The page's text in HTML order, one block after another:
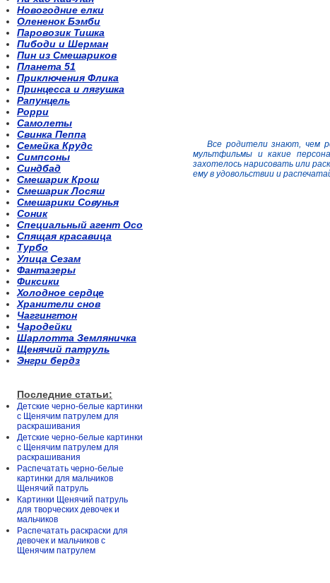
Новогодние елки
Олененок Бэмби
Паровозик Тишка
Пибоди и Шерман
Пин из Смешариков
Планета 51
Приключения Флика
Принцесса и лягушка
Рапунцель
Рорри
Самолеты
Свинка Пеппа
Семейка Крудс
Симпсоны
Синдбад
Смешарик Крош
Смешарик Лосяш
Смешарики Совунья
Соник
Специальный агент Осо
Спящая красавица
Турбо
Улица Сезам
Фантазеры
Фиксики
Холодное сердце
Хранители снов
Чаггингтон
Чародейки
Шарлотта Земляничка
Щенячий патруль
Энгри бердз
Последние статьи:
Детские черно-белые картинки
с Щенячим патрулем для
раскрашивания
Детские черно-белые картинки
с Щенячим патрулем для
раскрашивания
Распечатать черно-белые
картинки для мальчиков
Щенячий патруль
Картинки Щенячий патруль
для творческих девочек и
мальчиков
Распечатать раскраски для
девочек и мальчиков с
Щенячим патрулем
Все родители знают, чем
мультфильмы и какие
захотелось нарисовать или
ему в удовольствии и